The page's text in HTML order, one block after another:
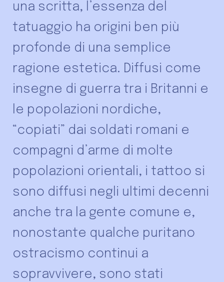
una scritta, l’essenza del
tatuaggio ha origini ben più
profonde di una semplice
ragione estetica. Diffusi come
insegne di guerra tra i Britanni e
le popolazioni nordiche,
“copiati” dai soldati romani e
compagni d’arme di molte
popolazioni orientali, i tattoo si
sono diffusi negli ultimi decenni
anche tra la gente comune e,
nonostante qualche puritano
ostracismo continui a
sopravvivere, sono stati